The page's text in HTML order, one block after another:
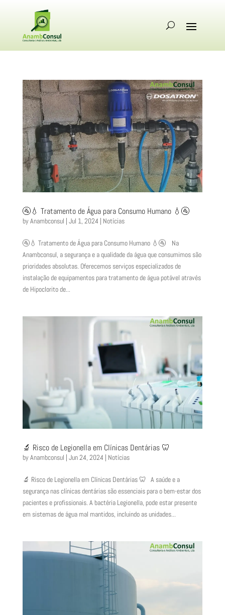
🚰💧 Tratamento de Água para Consumo Humano 💧🚰
byAnambconsul | Jul 1, 2024 | Notícias
🚰💧 Tratamento de Água para Consumo Humano 💧🚰 Na
Anambconsul, a segurança e a qualidade da água que consumimos são
prioridades absolutas. Oferecemos serviços especializados de
instalação de equipamentos para tratamento de água potável através
de Hipoclorito de...
🔬 Risco de Legionella em Clínicas Dentárias 🦷
byAnambconsul | Jun 24, 2024 | Notícias
🔬 Risco de Legionella em Clínicas Dentárias 🦷 A saúde e a
segurança nas clínicas dentárias são essenciais para o bem-estar dos
pacientes e profissionais. A bactéria Legionella, pode estar presente
em sistemas de água mal mantidos, incluindo as unidades...